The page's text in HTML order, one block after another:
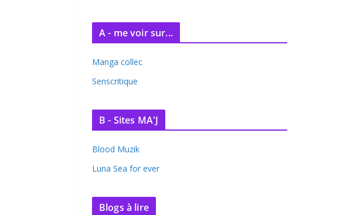
A - me voir sur...
Manga collec
Senscritique
B - Sites MA'J
Blood Muzik
Luna Sea for ever
Blogs à lire